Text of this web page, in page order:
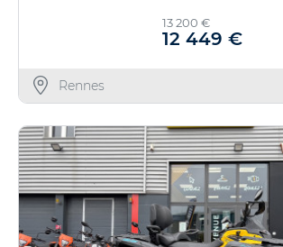
13 200 €
12 449 €
Rennes